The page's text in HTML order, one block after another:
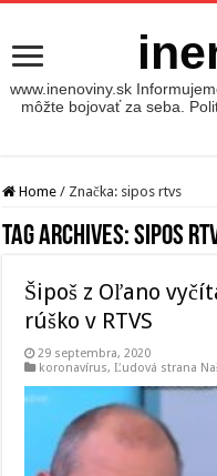
www.inenoviny.sk
môžte bojovať za seba.
Home / Značka: sipos rtvs
Tag Archives:sipos
Šipoš z Oľano
rúško v RTVS
29 septembra, 2020
koronavírus,Ľudová strana